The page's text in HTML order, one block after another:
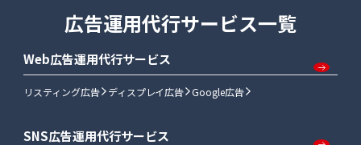
広告運用代行サービス一覧
Web広告運用代行サービス
リスティング広告 ディスプレイ広告 Google広告
SNS広告運用代行サービス